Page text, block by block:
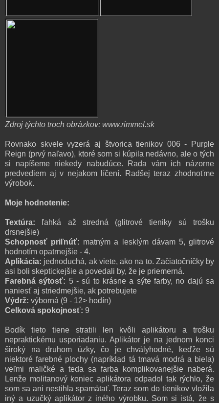
Zdroj týchto troch obrázkov: www.rimmel.sk
Rovnako skvele vyzerá aj štvorica tienikov 006 - Purple
Reign (prvý naľavo), ktoré som si kúpila nedávno, ale o tých
si napíšeme niekedy nabudúce. Rada vám ich názorne
predvediem aj v nejakom líčení. Radšej teraz zhodnoťme
výrobok.
Moje hodnotenie:
Textúra: ľahká až stredná (glitrové tieniky sú trošku
drsnejšie)
Schopnosť priľnúť: matným a lesklým dávam 5, glitrové
hodnotím opatrnejšie - 4.
Aplikácia: jednoduchá, ak viete, ako na to. Začiatočníčky by
asi boli skeptickejšie a povedali by, že je priemerná.
Farebná sýtosť: 5 - sú to krásne a sýte farby, no dajú sa
naniesť aj striedmejšie, ak potrebujete
Výdrž: výborná (9 - 12> hodín)
Celková spokojnosť: 9
Bodík tieto tiene stratili len kvôli aplikátoru a trošku
nepraktickému usporiadaniu. Aplikátor je na jednom konci
široký na druhom úzky, čo je chvályhodné, keďže sú
niektoré farebné plochy (napríklad tá tmavá modrá a biela)
veľmi maličké a teda sa farba komplikovanejšie naberá.
Lenže molitanový koniec aplikátora odpadol tak rýchlo, že
som sa ani nestihla spamätať. Teraz som do tienikov vložila
iný a uzučký aplikátor z iného výrobku. Som si istá, že s